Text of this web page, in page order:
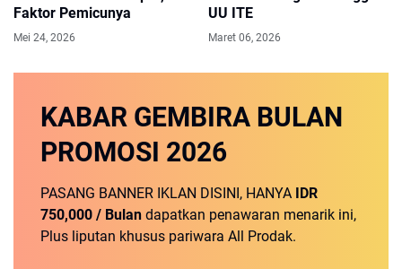
Faktor Pemicunya
Mei 24, 2026
UU ITE
Maret 06, 2026
KABAR GEMBIRA BULAN
PROMOSI 2026
PASANG BANNER IKLAN DISINI, HANYA
IDR
750,000 / Bulan dapatkan penawaran menarik ini,
Plus liputan khusus pariwara All Prodak.